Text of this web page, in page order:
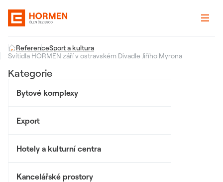
ReferenceSport a kultura
Svítidla HORMEN září v ostravském Divadle Jiřího Myrona
Kategorie
Bytové komplexy
Export
Hotely a kulturní centra
Kancelářské prostory